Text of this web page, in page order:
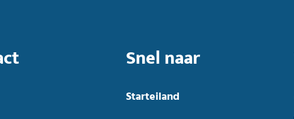
Snel naar
Starteiland